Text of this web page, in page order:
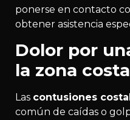
ponerse en contacto
obtener asistencia
Dolor por
la zona
Las contusiones
común de caídas o